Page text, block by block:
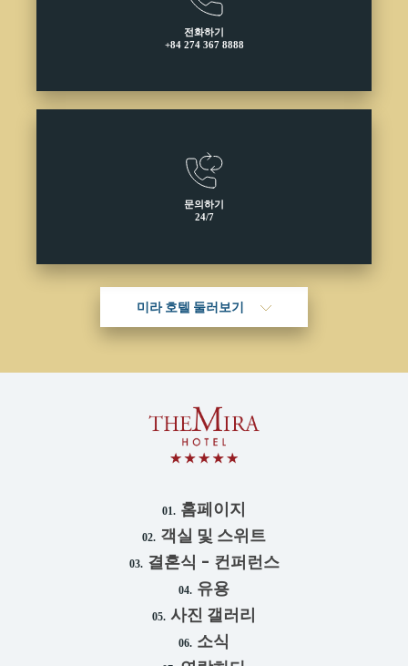
전화하기
+84 274 367 8888
문의하기
24/7
미라 호텔 둘러보기
01. 홈페이지
02. 객실 및 스위트
03. 결혼식 - 컨퍼런스
04. 유용
05. 사진 갤러리
06. 소식